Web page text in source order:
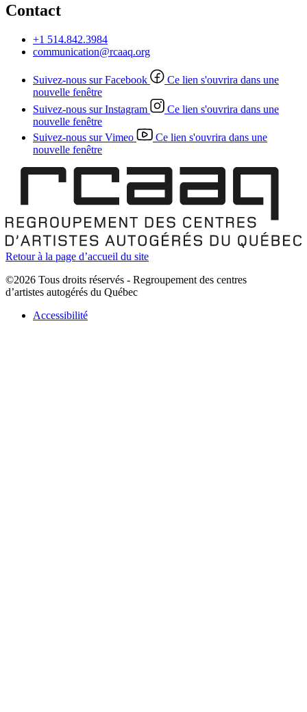
Contact
+1 514.842.3984
communication@rcaaq.org
Suivez-nous sur Facebook
Ce lien s'ouvrira dans une
nouvelle fenêtre
Suivez-nous sur Instagram
Ce lien s'ouvrira dans une
nouvelle fenêtre
Suivez-nous sur Vimeo
Ce lien s'ouvrira dans une
nouvelle fenêtre
Retour à la page d’accueil du site
©2026 Tous droits réservés - Regroupement des centres
d’artistes autogérés du Québec
Accessibilité